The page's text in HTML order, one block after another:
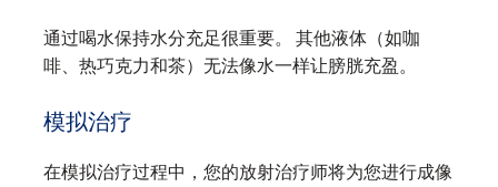
通过喝水保持水分充足很重要。 其他液体（如咖
啡、热巧克力和茶）无法像水一样让膀胱充盈。
模拟治疗
在模拟治疗过程中，您的放射治疗师将为您进行成像